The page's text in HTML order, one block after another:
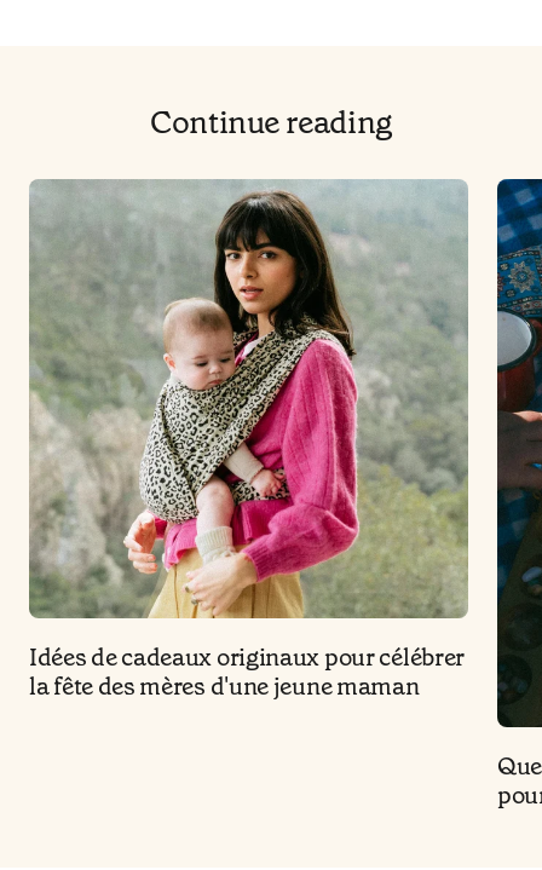
Continue reading
Idées de cadeaux originaux pour célébrer
la fête des mères d'une jeune maman